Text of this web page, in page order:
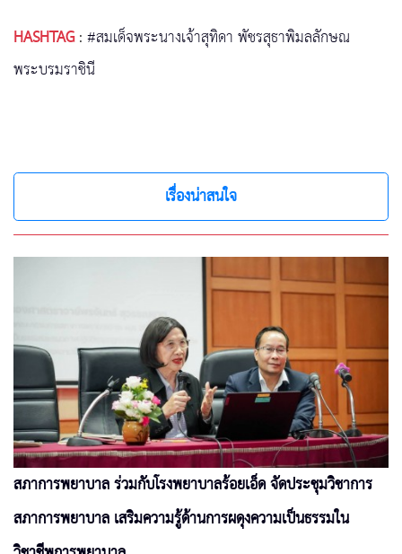
HASHTAG:#สมเด็จพระนางเจ้าสุทิดา พัชรสุธาพิมลลักษณ
พระบรมราชินี
เรื่องน่าสนใจ
สภาการพยาบาล ร่วมกับโรงพยาบาลร้อยเอ็ด จัดประชุมวิชาการ
สภาการพยาบาล เสริมความรู้ด้านการผดุงความเป็นธรรมใน